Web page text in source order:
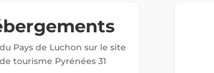
Pays de Luchon sur le site
tourisme Pyrénées 31